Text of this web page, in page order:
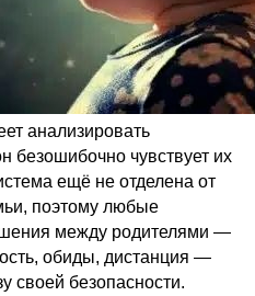
анализировать
безошибочно чувствует их
ещё не отделена от
поэтому любые
между родителями —
обиды, дистанция —
своей безопасности.